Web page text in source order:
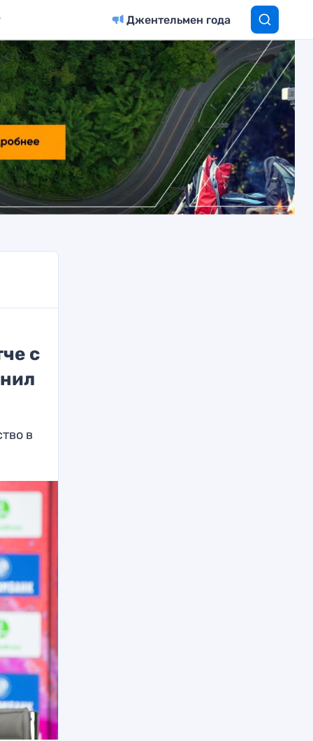
Джентельмен года
с
в